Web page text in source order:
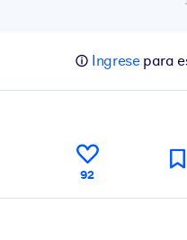
Ingresepara
92